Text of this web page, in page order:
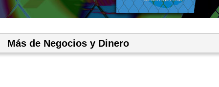
Más de Negocios y Dinero